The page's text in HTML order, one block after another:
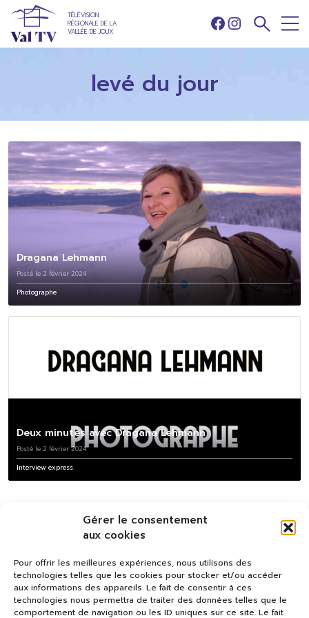
Gérer le consentement
aux cookies
Pour offrir les meilleures expériences, nous utilisons des
technologies telles que les cookies pour stocker et/ou accéder
aux informations des appareils. Le fait de consentir à ces
technologies nous permettra de traiter des données telles que le
comportement de navigation ou les ID uniques sur ce site. Le fait
TÉLÉVISION
RÉGIONALE DE LA
VALLÉE DE JOUX
Facebook
Instagram
levé du jour
Dragana Lehmann
Posté le 2 février 2024
Photographe
Deux minutes avec Dragana Lehmann
Posté le 2 février 2024
Interview express